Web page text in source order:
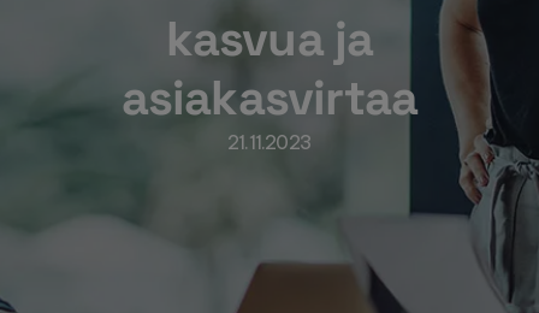
kasvua ja
asiakasvirtaa
21.11.2023